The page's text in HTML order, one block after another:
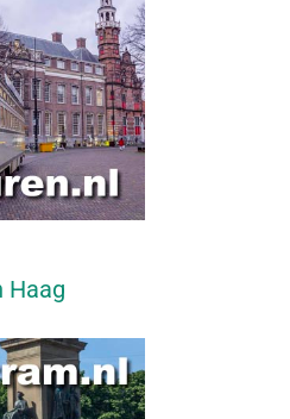
Haag